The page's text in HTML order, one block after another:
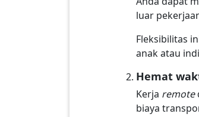
luar
Fleksibilitas
anak atau
Hemat
Kerja remote
biaya